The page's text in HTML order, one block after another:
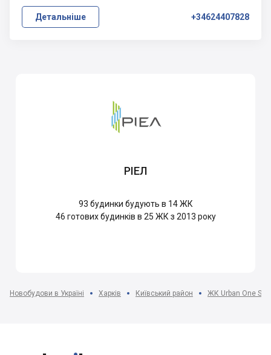
Детальніше +34624407828
РІЕЛ
93 будинки будують в 14 ЖК
46 готових будинків в 25 ЖК з 2013 року
Новобудови в Україні Харків Київський район ЖК Urban One